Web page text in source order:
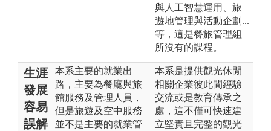
與人工智慧運用、旅
遊地管理與活動企劃...
等，這是餐旅管理組
所沒有的課程。
生涯
發展
容易
誤解
本系主要的就業出
路，主要為餐廳與旅
館服務及管理人員，
但是旅遊及空中服務
並不是主要的就業管
本系是提供觀光休閒
相關企業彼此間經驗
交流或是教育傳承之
處，這不僅可快速建
立堅實且完整的觀光